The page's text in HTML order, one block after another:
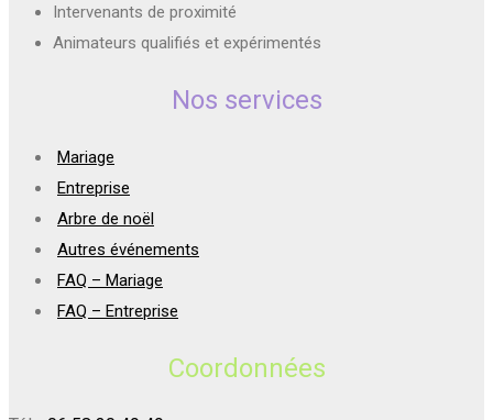
Intervenants de proximité
Animateurs qualifiés et expérimentés
Nos services
Mariage
Entreprise
Arbre de noël
Autres événements
FAQ – Mariage
FAQ – Entreprise
Coordonnées